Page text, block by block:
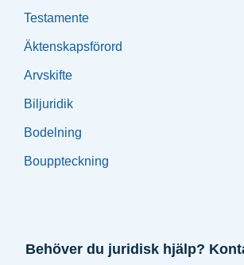
Testamente
Äktenskapsförord
Arvskifte
Biljuridik
Bodelning
Bouppteckning
Behöver du juridisk hjälp?